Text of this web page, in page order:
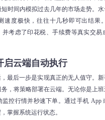
时间内模拟过去几年的市场走势。
速度极快，往往十几秒即可出结果
并考虑了印花税、手续费等真实交
启云端自动执行
最后一步是实现真正的无人值守。
，将策略部署在云端。无论你是上
监控行情并秒速下单。通过手机 App
掌握系统运行状态。